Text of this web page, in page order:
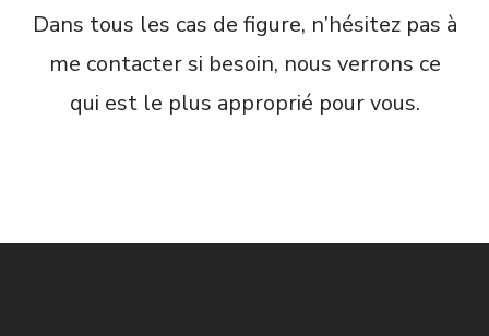
Dans tous les cas de figure, n’hésitez pas à
me contacter si besoin, nous verrons ce
qui est le plus approprié pour vous.